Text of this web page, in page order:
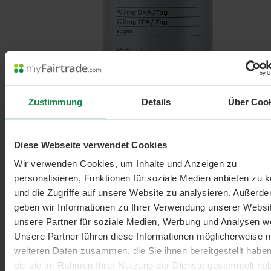
Zustimmung Details Über
Diese Webseite verwendet Cookies
Wir verwenden Cookies, um Inhalte und Anzeigen zu
personalisieren, Funktionen für soziale Medien anbieten zu
und die Zugriffe auf unsere Website zu analysieren.
geben wir Informationen zu Ihrer Verwendung unserer
unsere Partner für soziale Medien, Werbung und Analysen
Unsere Partner führen diese Informationen möglicherweise
weiteren Daten zusammen, die Sie ihnen bereitgestellt
die sie im Rahmen Ihrer Nutzung der Dienste gesammelt